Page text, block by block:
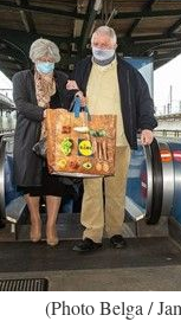
(Photo Belga /